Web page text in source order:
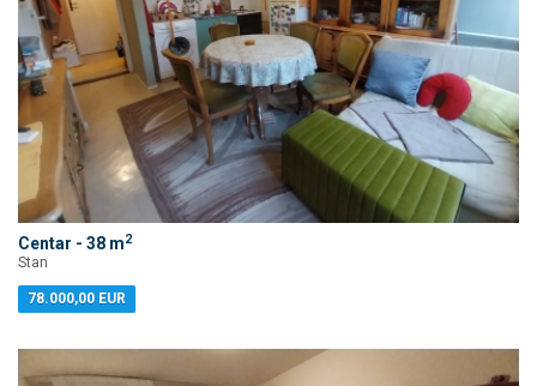
Centar - 38 m2
Stan
78.000,00 EUR